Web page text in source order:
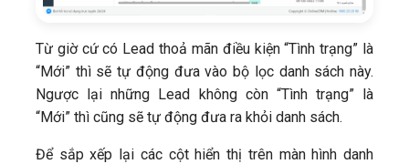
Từ giờ cứ có Lead thoả mãn điều kiện “Tình trạng” là
“Mới” thì sẽ tự động đưa vào bộ lọc danh sách này.
Ngược lại những Lead không còn “Tình trạng” là
“Mới” thì cũng sẽ tự động đưa ra khỏi danh sách.
Để sắp xếp lại các cột hiển thị trên màn hình danh